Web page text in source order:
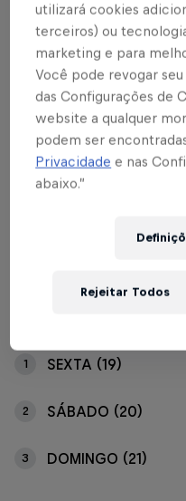
Vitórias,
desafios:
Braga nos
1 SEXTA (19)
2 SÁBADO (20)
3 DOMINGO (21)
utilizará cookies
terceiros) ou
marketing e para
Você pode revogar
das Configurações de
website a qualquer
podem ser
Privacidade e nas
abaixo.”
Rejeitar Todos